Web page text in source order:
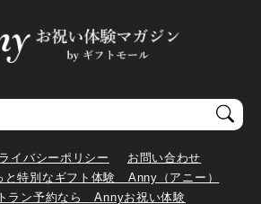
イバシーポリシー
お問い合わせ
と特別なギフト体験 Anny（アニー）
ラン予約なら Annyお祝い体験